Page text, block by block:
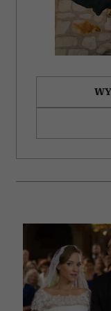
otrzymanymi od
korzystania z ich